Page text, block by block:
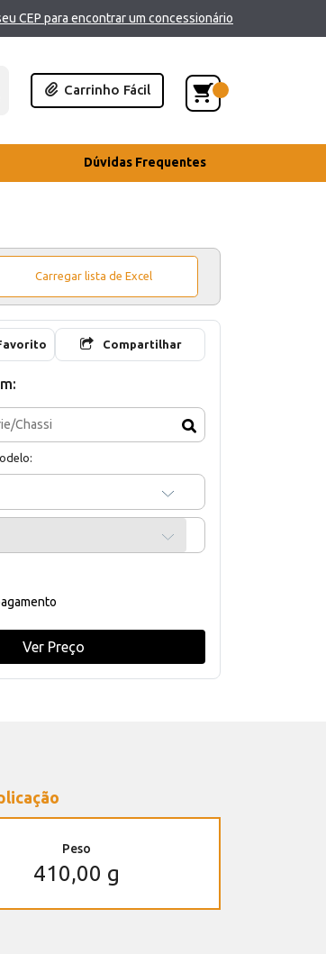
CEP para encontrar um concessionário
Carrinho Fácil
Dúvidas Frequentes
Carregar lista de Excel
Compartilhar
Ver Preço
Peso
410,00 g